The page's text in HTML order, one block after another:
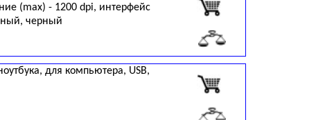
(max) - 1200 dpi, интерфейс
черный
для компьютера, USB,